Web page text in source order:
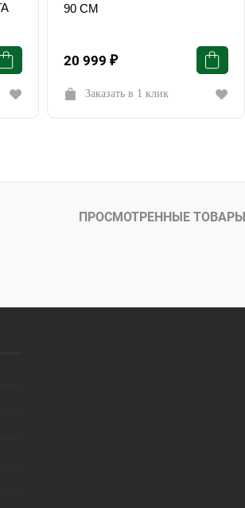
90 СМ
20 999 ₽
Заказать в 1 клик
ПРОСМОТРЕННЫЕ ТОВАРЫ